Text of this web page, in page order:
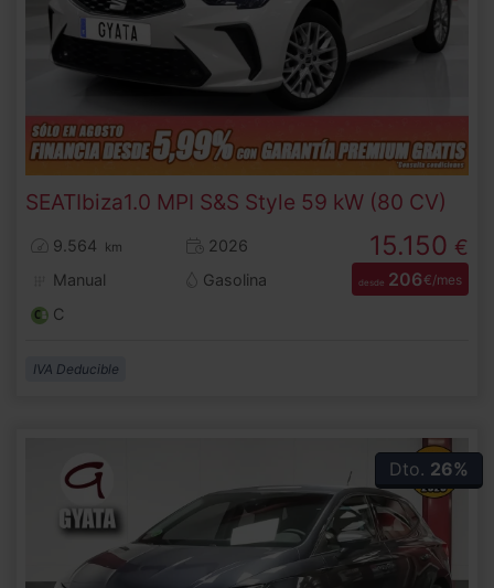
SEATIbiza1.0 MPI S&S Style 59 kW (80 CV)
9.564 km
2026
Manual
Gasolina
C
15.150 €
desde 206€/mes
IVA Deducible
Dto. 26%